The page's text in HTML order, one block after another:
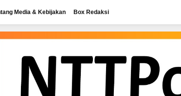
Media & Kebijakan Box Redaksi